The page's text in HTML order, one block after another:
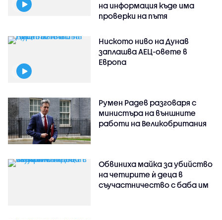
на информация къде има
проверки на пътя
Ниското ниво на Дунав
заплашва АЕЦ-овете в
Европа
Румен Радев разговаря с
министъра на външните
работи на Великобритания
Обвиниха майка за убийство
на четирите ѝ деца в
съучастничество с баба им